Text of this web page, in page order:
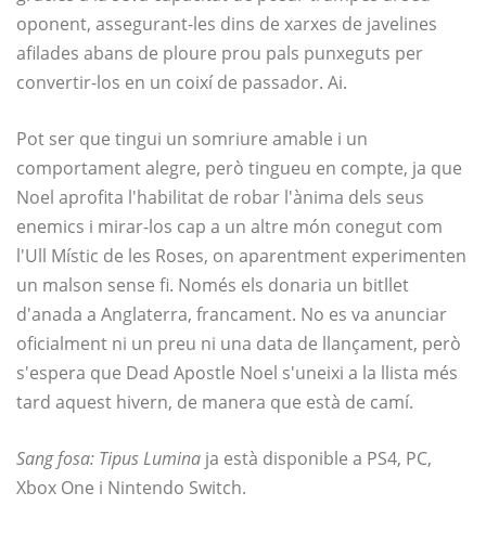
oponent, assegurant-les dins de xarxes de javelines
afilades abans de ploure prou pals punxeguts per
convertir-los en un coixí de passador. Ai.
Pot ser que tingui un somriure amable i un
comportament alegre, però tingueu en compte, ja que
Noel aprofita l'habilitat de robar l'ànima dels seus
enemics i mirar-los cap a un altre món conegut com
l'Ull Místic de les Roses, on aparentment experimenten
un malson sense fi. Només els donaria un bitllet
d'anada a Anglaterra, francament. No es va anunciar
oficialment ni un preu ni una data de llançament, però
s'espera que Dead Apostle Noel s'uneixi a la llista més
tard aquest hivern, de manera que està de camí.
Sang fosa: Tipus Lumina ja està disponible a PS4, PC,
Xbox One i Nintendo Switch.